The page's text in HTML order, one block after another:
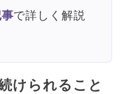
で詳しく解説
けられること